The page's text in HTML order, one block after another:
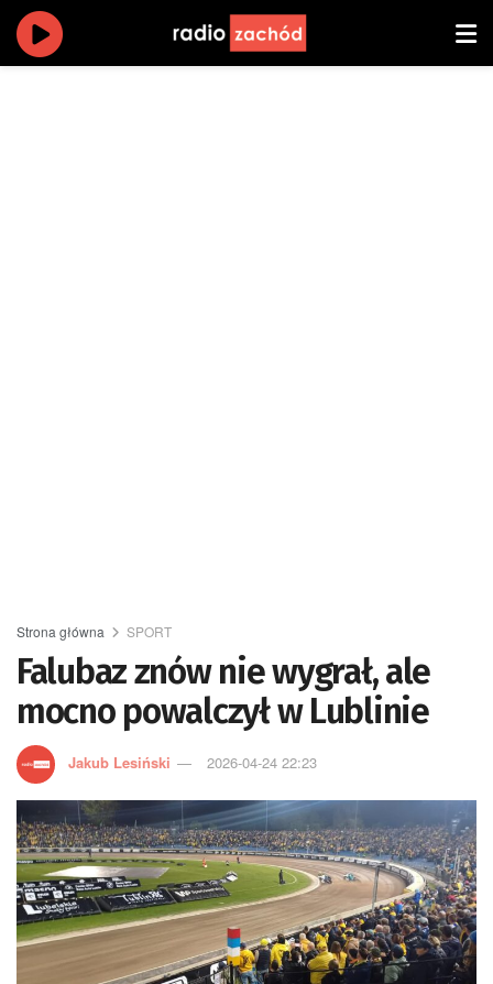
Strona główna SPORT
Falubaz znów nie wygrał, ale
mocno powalczył w Lublinie
Jakub Lesiński 2026-04-24 22:23